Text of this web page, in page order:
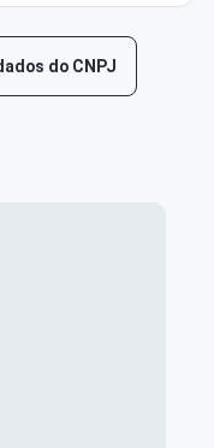
do CNPJ